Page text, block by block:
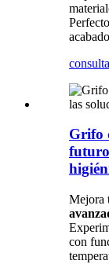
consulta
Grifo
futuro
Mejora
con